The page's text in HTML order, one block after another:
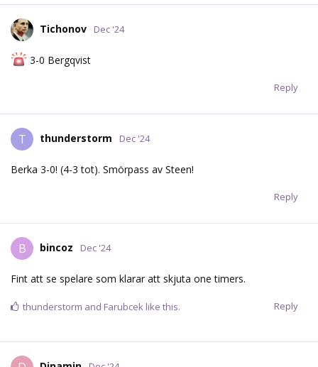
Tichonov Dec '24
3-0 Bergqvist
Reply
T thunderstorm Dec '24
Berka 3-0! (4-3 tot). Smörpass av Steen!
Reply
B bincoz Dec '24
Fint att se spelare som klarar att skjuta one timers.
Reply
thunderstorm and Farubcek like this.